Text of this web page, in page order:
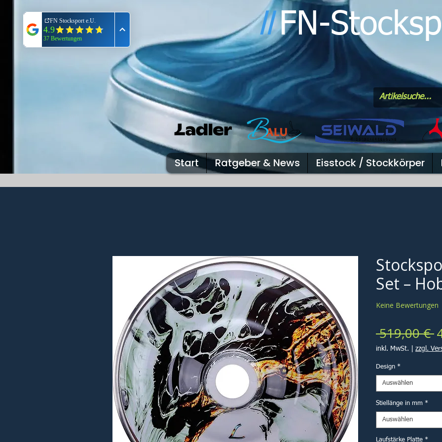
llFN-
Start Ratgeber & News Eisstock / Stockkörper
Set –
Keine Bewertungen
519,00 €
inkl. MwSt. zzgl.
Design *
Auswählen
Stiellänge in mm *
Auswählen
Laufstärke Platte *